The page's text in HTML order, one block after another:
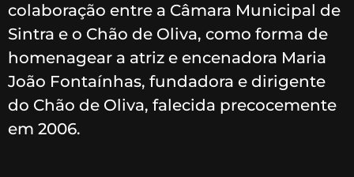
colaboração entre a Câmara Municipal de
Sintra e o Chão de Oliva, como forma de
homenagear a atriz e encenadora Maria
João Fontaínhas, fundadora e dirigente
do Chão de Oliva, falecida precocemente
em 2006.